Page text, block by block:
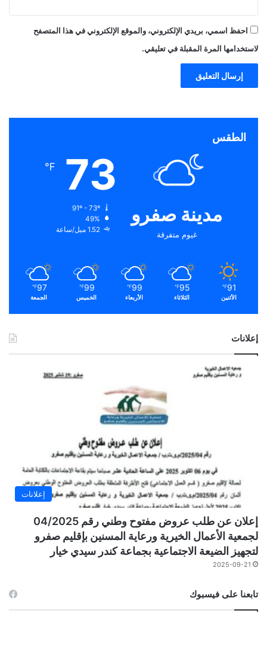
احفظ اسمي، بريدي الإلكتروني، والموقع الإلكتروني في هذا المتصفح
لاستخدامها المرة المقبلة في تعليقي.
الطقس
مدينة صفرو
غيوم متفرقة
73
℉
49%
1.52 ميل/ساعة
91
℉
الأثنين
95
℉
الثلاثاء
99
℉
الأربعاء
99
℉
الخميس
97
℉
الجمعة
إعلانات
إعلانات
إعلان عن طلب عروض مفتوح وطني رقم 04/2025
لجمعية الأعمال الخيرية ورعاية المسنين بإقليم صفرو
لتجهيز الضيعة الاجتماعية بجماعة كندر سيدي خيار
2025-09-21
تابعنا على فيسبوك